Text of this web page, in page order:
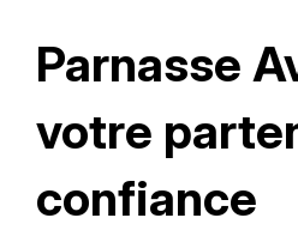
Parnasse
votre
confiance